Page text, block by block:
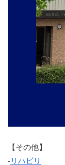
【その他】
‐リハビリ